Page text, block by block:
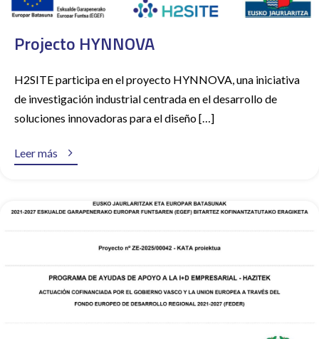
Projecto HYNNOVA
H2SITE participa en el proyecto HYNNOVA, una iniciativa
de investigación industrial centrada en el desarrollo de
soluciones innovadoras para el diseño […]
Leer más 